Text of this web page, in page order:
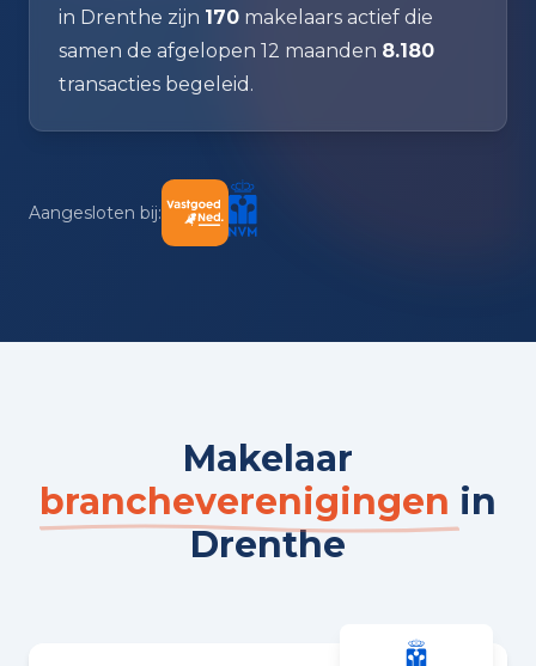
in Drenthe zijn 170 makelaars actief die
samen de afgelopen 12 maanden 8.180
transacties begeleid.
Aangesloten bij:
Makelaar
brancheverenigingen in
Drenthe